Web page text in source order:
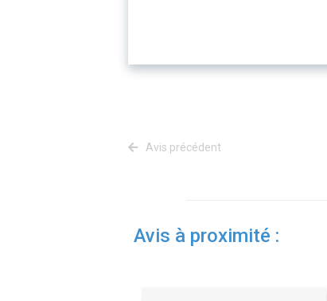
Avis précédent
Avis à proximité :